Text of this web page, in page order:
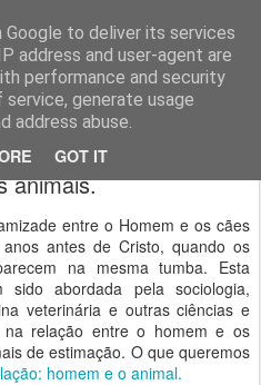
to deliver its services
address and user-agent are
performance and security
generate usage
address abuse.
GOT IT
entre o Homem e
animais.
entre o Homem e os cães
antes de Cristo, quando os
na mesma tumba. Esta
sido abordada pela sociologia,
veterinária e outras ciências e
na relação entre o homem e os
de estimação. O que queremos
homem e o animal.